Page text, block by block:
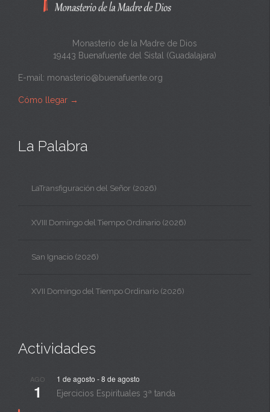
a
Monasterio de la Madre de Dios
19443 Buenafuente del Sistal (Guadalajara)
E-mail: monasterio@buenafuente.org
Cómo llegar →
La Palabra
LaTransfiguración del Señor (2026)
XVIII Domingo del Tiempo Ordinario (2026)
San Ignacio (2026)
XVII Domingo del Tiempo Ordinario (2026)
Actividades
AGO
1
1 de agosto -8 de agosto
Ejercicios Espirituales 3ª tanda